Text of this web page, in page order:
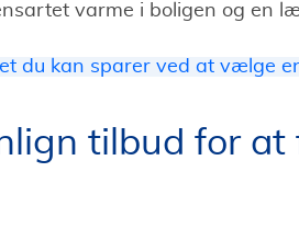
varme i boligen og en
du kan sparer ved at vælge
tilbud for at